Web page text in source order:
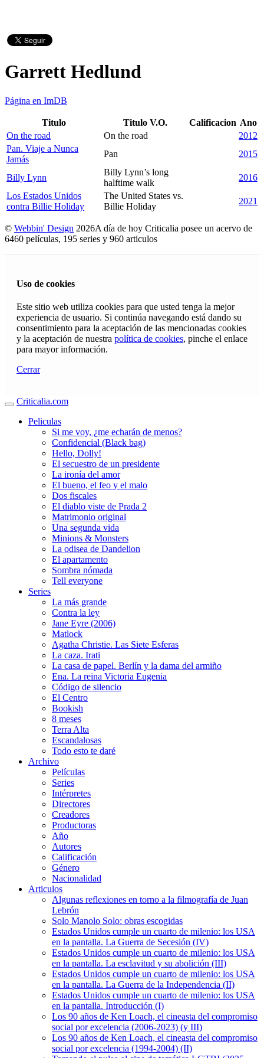
Garrett Hedlund
Página en ImDB
Titulo Titulo V.O. Calificacion Ano
On the road
On the road
2012
Pan. Viaje a Nunca
Jamás
Pan 2015
Billy Lynn
Billy Lynn’s long
halftime walk
2016
Los Estados Unidos
contra Billie Holiday
The United States vs.
Billie Holiday
2021
© Webbin' Design 2026A día de hoy Criticalia posee un acervo de
6460 películas, 195 series y 960 articulos
Uso de cookies
Este sitio web utiliza cookies para que usted tenga la mejor
experiencia de usuario. Si continúa navegando está dando su
consentimiento para la aceptación de las mencionadas cookies
y la aceptación de nuestra política de cookies, pinche el enlace
para mayor información.
Cerrar
Criticalia.com
Peliculas
Si me voy, ¿me echarán de menos?
Confidencial (Black bag)
Hello, Dolly!
El secuestro de un presidente
La ironía del amor
El bueno, el feo y el malo
Dos fiscales
El diablo viste de Prada 2
Matrimonio original
Una segunda vida
Minions & Monsters
La odisea de Dandelion
El apartamento
Sombra nómada
Tell everyone
Series
La más grande
Contra la ley
Jane Eyre (2006)
Matlock
Agatha Christie. Las Siete Esferas
La caza. Irati
La casa de papel. Berlín y la dama del armiño
Ena. La reina Victoria Eugenia
Código de silencio
El Centro
Bookish
8 meses
Terra Alta
Escandalosas
Todo esto te daré
Archivo
Películas
Series
Intérpretes
Directores
Creadores
Productoras
Año
Autores
Calificación
Género
Nacionalidad
Articulos
Algunas reflexiones en torno a la filmografía de Juan
Lebrón
Solo Manolo Solo: obras escogidas
Estados Unidos cumple un cuarto de milenio: los USA
en la pantalla. La Guerra de Secesión (IV)
Estados Unidos cumple un cuarto de milenio: los USA
en la pantalla. La esclavitud y su abolición (III)
Estados Unidos cumple un cuarto de milenio: los USA
en la pantalla. La Guerra de la Independencia (II)
Estados Unidos cumple un cuarto de milenio: los USA
en la pantalla. Introducción (I)
Los 90 años de Ken Loach, el cineasta del compromiso
social por excelencia (2006-2023) (y III)
Los 90 años de Ken Loach, el cineasta del compromiso
social por excelencia (1994-2004) (II)